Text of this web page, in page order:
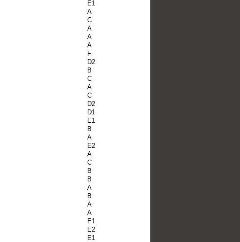
E1
A
C
A
A
A
F
D2
B
C
A
C
D2
D1
E1
B
A
E2
A
C
B
B
A
B
A
A
E1
E2
E1